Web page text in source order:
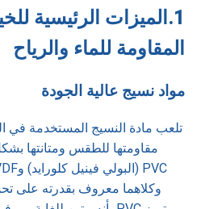
1.
الميزات الرئيسية
المقاومة للماء والرياح
مواد نسيج عالية الجودة
تلعب مادة النسيج المستخدمة في
مقاومتها للطقس ومتانتها
وكلاهما معروف بقدرته على